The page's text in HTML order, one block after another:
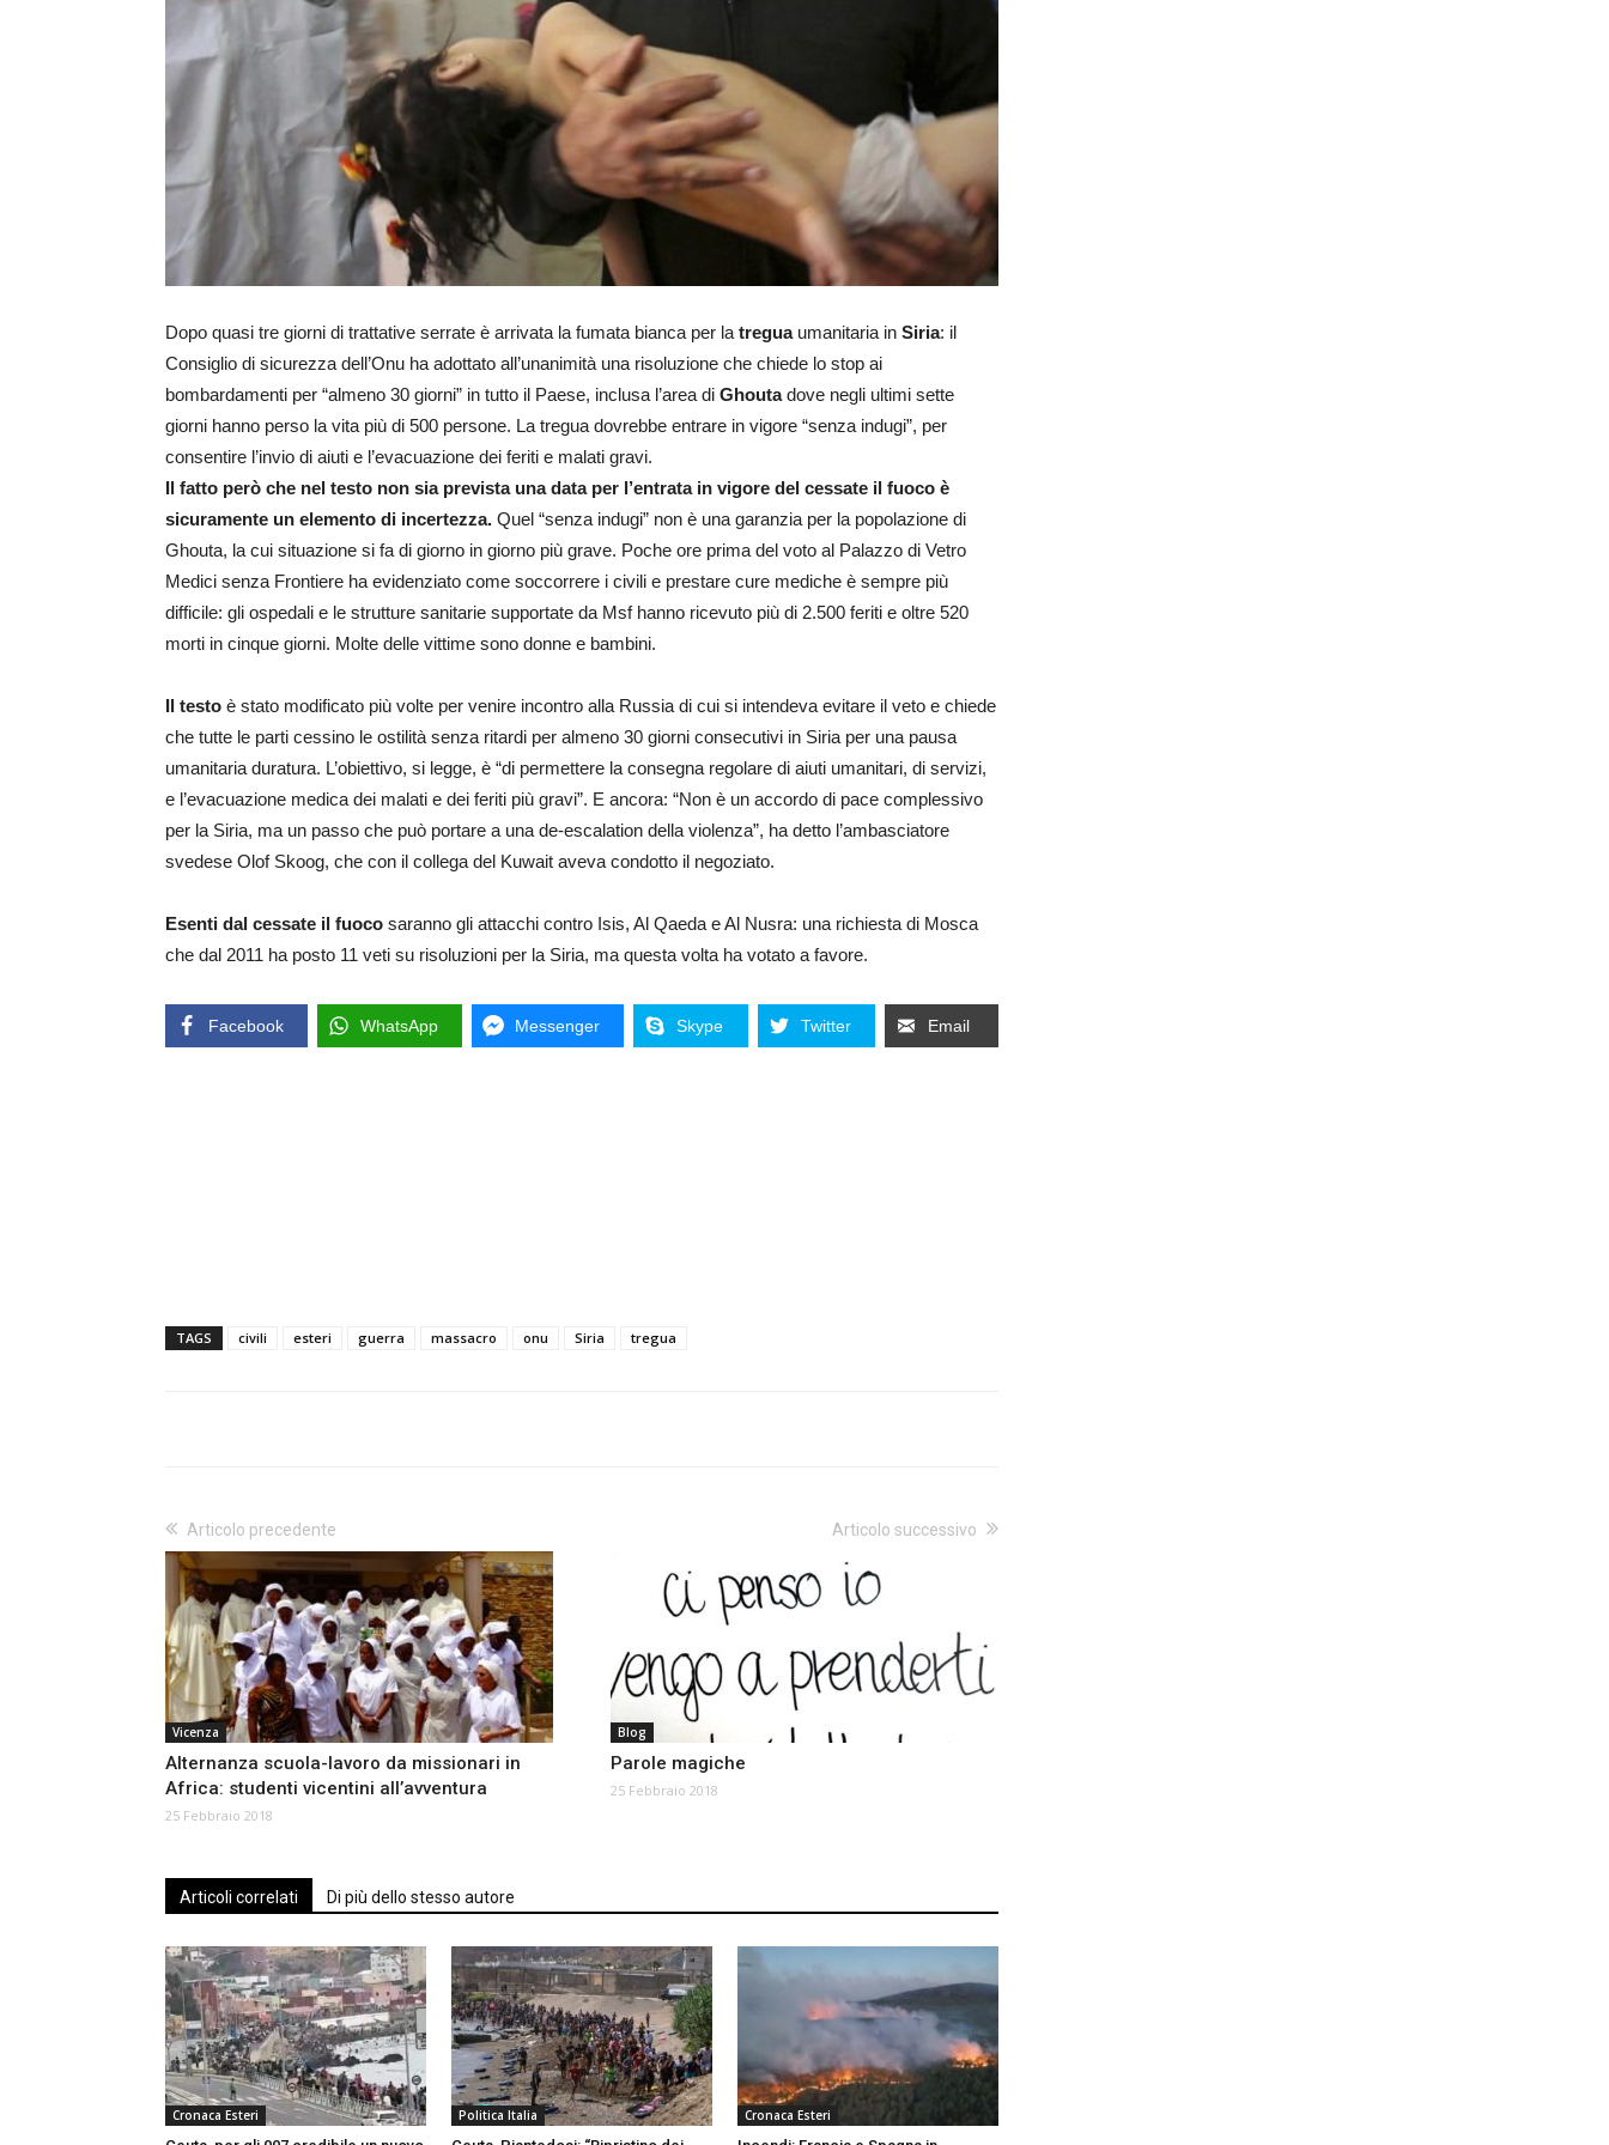
Dopo quasi tre giorni di trattative serrate è arrivata la fumata bianca per la treguaumanitaria in Siria: il
Consiglio di sicurezza dell’Onu ha adottato all’unanimità una risoluzione che chiede lo stop ai
bombardamenti per “almeno 30 giorni” in tutto il Paese, inclusa l’area di Ghoutadove negli ultimi sette
giorni hanno perso la vita più di 500 persone. La tregua dovrebbe entrare in vigore “senza indugi”, per
consentire l’invio di aiuti e l’evacuazione dei feriti e malati gravi.
Il fatto però che nel testo non sia prevista una data per l’entrata in vigore del cessate il fuoco è
sicuramente un elemento di incertezza. Quel “senza indugi” non è una garanzia per la popolazione di
Ghouta, la cui situazione si fa di giorno in giorno più grave. Poche ore prima del voto al Palazzo di Vetro
Medici senza Frontiere ha evidenziato come soccorrere i civili e prestare cure mediche è sempre più
difficile: gli ospedali e le strutture sanitarie supportate da Msf hanno ricevuto più di 2.500 feriti e oltre 520
morti in cinque giorni. Molte delle vittime sono donne e bambini.
Il testo è stato modificato più volte per venire incontro alla Russia di cui si intendeva evitare il veto e chiede
che tutte le parti cessino le ostilità senza ritardi per almeno 30 giorni consecutivi in Siria per una pausa
umanitaria duratura. L’obiettivo, si legge, è “di permettere la consegna regolare di aiuti umanitari, di servizi,
e l’evacuazione medica dei malati e dei feriti più gravi”. E ancora: “Non è un accordo di pace complessivo
per la Siria, ma un passo che può portare a una de-escalation della violenza”, ha detto l’ambasciatore
svedese Olof Skoog, che con il collega del Kuwait aveva condotto il negoziato.
Esenti dal cessate il fuoco saranno gli attacchi contro Isis, Al Qaeda e Al Nusra: una richiesta di Mosca
che dal 2011 ha posto 11 veti su risoluzioni per la Siria, ma questa volta ha votato a favore.
Facebook WhatsApp Messenger Skype Twitter Email
TAGS civili esteri guerra massacro onu Siria tregua
Articolo precedente
Vicenza
Alternanza scuola-lavoro da missionari in
Africa: studenti vicentini all’avventura
25 Febbraio 2018
Articolo successivo
Blog
Parole magiche
25 Febbraio 2018
Articoli correlati Di più dello stesso autore
Cronaca Esteri Politica Italia Cronaca Esteri